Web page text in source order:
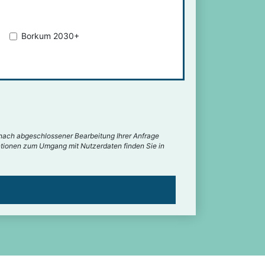
Borkum 2030+
abgeschlossener Bearbeitung Ihrer Anfrage
zum Umgang mit Nutzerdaten finden Sie in